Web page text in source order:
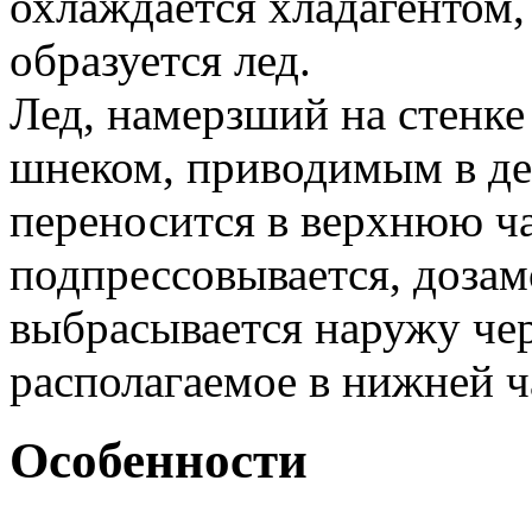
образуется лед.
​Лед, намерзший на
шнеком, приводимым в
переносится в верхнюю
подпрессовывается,
выбрасывается наружу
располагаемое в нижней
Особенности